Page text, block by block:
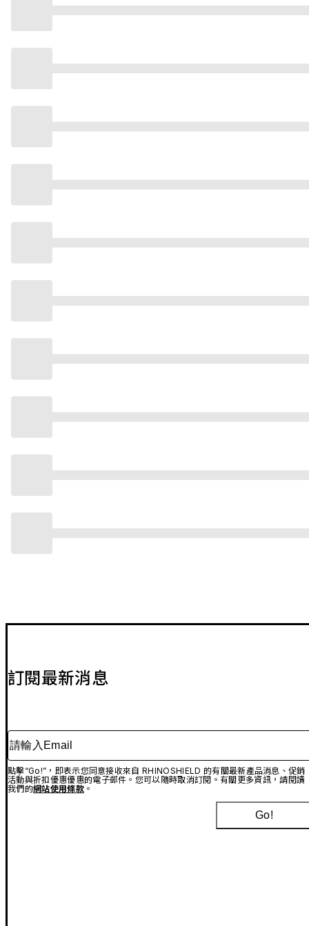
訂閱最新消息
請輸入Email
點擊“Go!”，即表示您同意接收來自 RHINOSHIELD 的有關最新產品消息、促銷
活動與折扣優惠優惠的電子郵件。您可以隨時取消訂閱。有關更多資訊，請閱讀
我們的網站使用條款。
Go!